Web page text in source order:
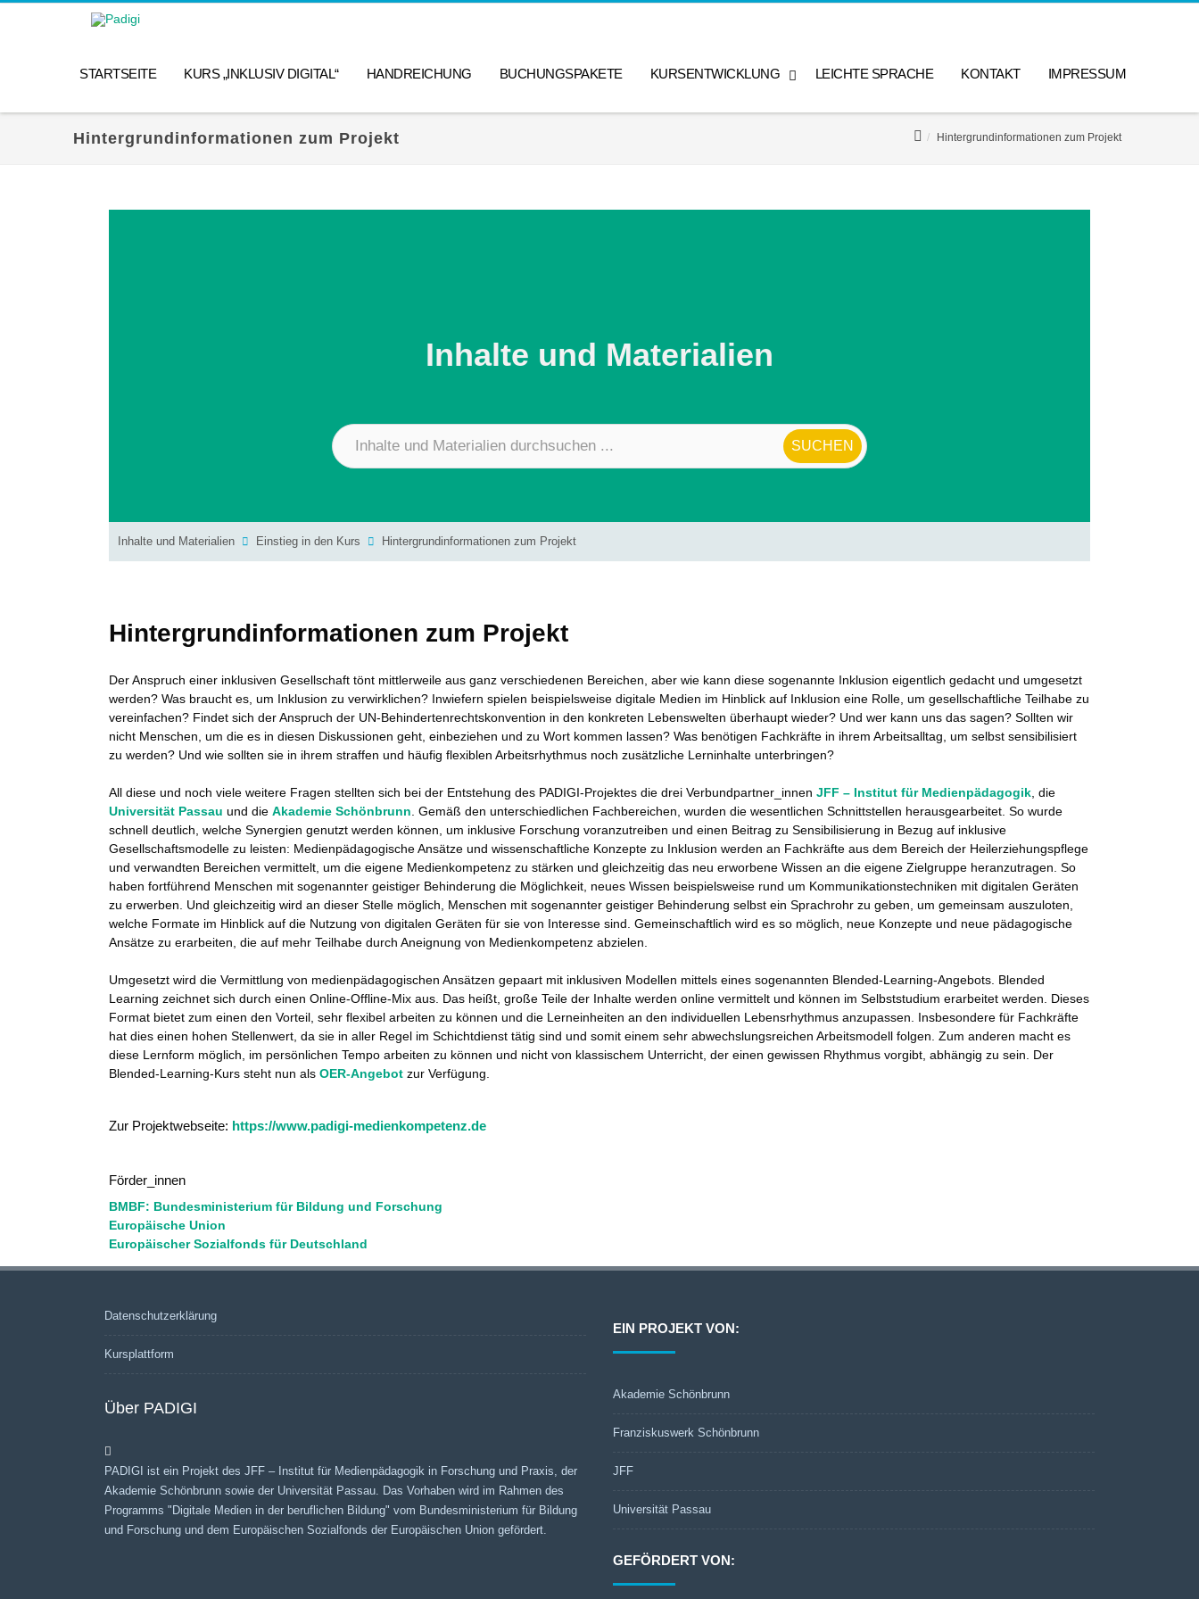
STARTSEITE KURS „INKLUSIV DIGITAL“ HANDREICHUNG BUCHUNGSPAKETE KURSENTWICKLUNG LEICHTE SPRACHE KONTAKT IMPRESSUM
Hintergrundinformationen zum Projekt Hintergrundinformationen zum Projekt
Inhalte und Materialien
Inhalte und Materialien Einstieg in den Kurs Hintergrundinformationen zum Projekt
Hintergrundinformationen zum Projekt
Der Anspruch einer inklusiven Gesellschaft tönt mittlerweile aus ganz verschiedenen Bereichen, aber wie kann diese sogenannte Inklusion eigentlich gedacht und umgesetzt
werden? Was braucht es, um Inklusion zu verwirklichen? Inwiefern spielen beispielsweise digitale Medien im Hinblick auf Inklusion eine Rolle, um gesellschaftliche Teilhabe zu
vereinfachen? Findet sich der Anspruch der UN-Behindertenrechtskonvention in den konkreten Lebenswelten überhaupt wieder? Und wer kann uns das sagen? Sollten wir
nicht Menschen, um die es in diesen Diskussionen geht, einbeziehen und zu Wort kommen lassen? Was benötigen Fachkräfte in ihrem Arbeitsalltag, um selbst sensibilisiert
zu werden? Und wie sollten sie in ihrem straffen und häufig flexiblen Arbeitsrhythmus noch zusätzliche Lerninhalte unterbringen?
All diese und noch viele weitere Fragen stellten sich bei der Entstehung des PADIGI-Projektes die drei Verbundpartner_innen JFF – Institut für Medienpädagogik , die
Universität Passau und die Akademie Schönbrunn . Gemäß den unterschiedlichen Fachbereichen, wurden die wesentlichen Schnittstellen herausgearbeitet. So wurde
schnell deutlich, welche Synergien genutzt werden können, um inklusive Forschung voranzutreiben und einen Beitrag zu Sensibilisierung in Bezug auf inklusive
Gesellschaftsmodelle zu leisten: Medienpädagogische Ansätze und wissenschaftliche Konzepte zu Inklusion werden an Fachkräfte aus dem Bereich der Heilerziehungspflege
und verwandten Bereichen vermittelt, um die eigene Medienkompetenz zu stärken und gleichzeitig das neu erworbene Wissen an die eigene Zielgruppe heranzutragen. So
haben fortführend Menschen mit sogenannter geistiger Behinderung die Möglichkeit, neues Wissen beispielsweise rund um Kommunikationstechniken mit digitalen Geräten
zu erwerben. Und gleichzeitig wird an dieser Stelle möglich, Menschen mit sogenannter geistiger Behinderung selbst ein Sprachrohr zu geben, um gemeinsam auszuloten,
welche Formate im Hinblick auf die Nutzung von digitalen Geräten für sie von Interesse sind. Gemeinschaftlich wird es so möglich, neue Konzepte und neue pädagogische
Ansätze zu erarbeiten, die auf mehr Teilhabe durch Aneignung von Medienkompetenz abzielen.
Umgesetzt wird die Vermittlung von medienpädagogischen Ansätzen gepaart mit inklusiven Modellen mittels eines sogenannten Blended-Learning-Angebots. Blended
Learning zeichnet sich durch einen Online-Offline-Mix aus. Das heißt, große Teile der Inhalte werden online vermittelt und können im Selbststudium erarbeitet werden. Dieses
Format bietet zum einen den Vorteil, sehr flexibel arbeiten zu können und die Lerneinheiten an den individuellen Lebensrhythmus anzupassen. Insbesondere für Fachkräfte
hat dies einen hohen Stellenwert, da sie in aller Regel im Schichtdienst tätig sind und somit einem sehr abwechslungsreichen Arbeitsmodell folgen. Zum anderen macht es
diese Lernform möglich, im persönlichen Tempo arbeiten zu können und nicht von klassischem Unterricht, der einen gewissen Rhythmus vorgibt, abhängig zu sein. Der
Blended-Learning-Kurs steht nun als OER-Angebot zur Verfügung.
Zur Projektwebseite: https://www.padigi-medienkompetenz.de
Förder_innen
BMBF: Bundesministerium für Bildung und Forschung
Europäische Union
Europäischer Sozialfonds für Deutschland
Datenschutzerklärung
Kursplattform
Über PADIGI
PADIGI ist ein Projekt des JFF – Institut für Medienpädagogik in Forschung und Praxis, der
Akademie Schönbrunn sowie der Universität Passau. Das Vorhaben wird im Rahmen des
Programms "Digitale Medien in der beruflichen Bildung" vom Bundesministerium für Bildung
und Forschung und dem Europäischen Sozialfonds der Europäischen Union gefördert.
EIN PROJEKT VON:
Akademie Schönbrunn
Franziskuswerk Schönbrunn
JFF
Universität Passau
GEFÖRDERT VON: